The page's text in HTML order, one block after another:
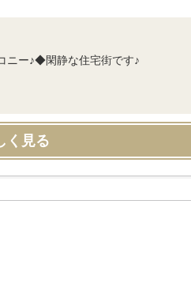
ー♪◆閑静な住宅街です♪
く見る